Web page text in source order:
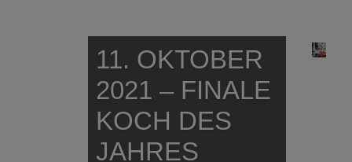
11. OKTOBER
2021 – FINALE
KOCH DES
JAHRES